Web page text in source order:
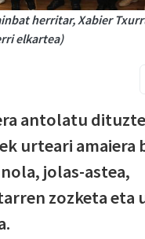
herritar, Xabier
elkartea)
antolatu dituzte
urteari amaiera
jolas-astea,
zozketa eta